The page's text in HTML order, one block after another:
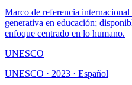
Marco de referencia
generativa en educación;
enfoque centrado en lo humano.
UNESCO
UNESCO · 2023 · Español